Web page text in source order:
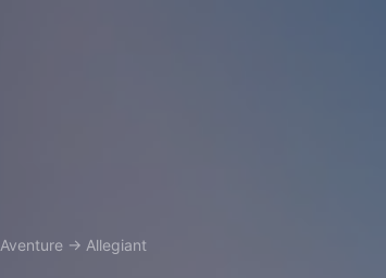
Aventure → Allegiant